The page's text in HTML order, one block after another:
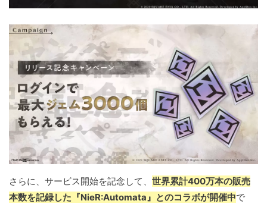
さらに、サービス開始を記念して、 世界累計400万本の販売
本数を記録した『NieR:Automata』とのコラボが開催中で